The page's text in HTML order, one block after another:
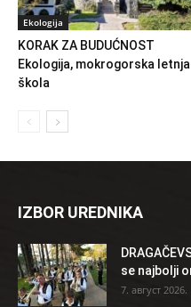
Ekologija
KORAK ZA BUDUĆNOST
Ekologija, mokrogorska letnja
škola
IZBOR UREDNIKA
se najbolji
7. август 2026.